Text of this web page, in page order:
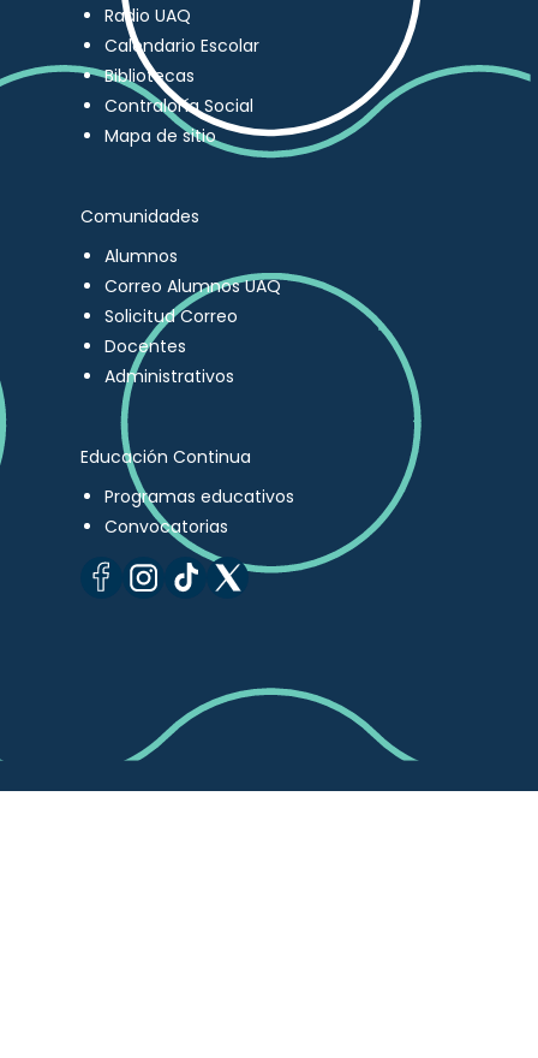
Radio UAQ
Calendario Escolar
Bibliotecas
Contraloría Social
Mapa de sitio
Comunidades
Alumnos
Correo Alumnos UAQ
Solicitud Correo
Docentes
Administrativos
Educación Continua
Programas educativos
Convocatorias